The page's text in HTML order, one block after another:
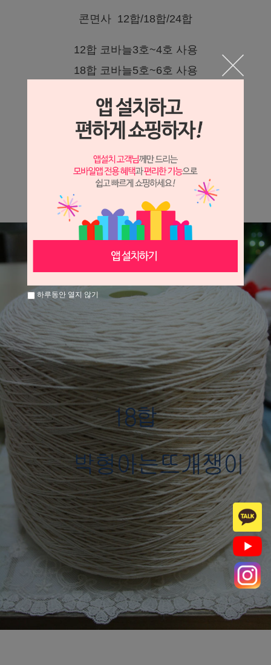
콘면사 12합/18합/24합
12합 코바늘3호~4호 사용
18합 코바늘5호~6호 사용
커튼,발란스 사용시 콘사 2개정도 필요함
중량-1000g ± 50g
12합,18합, 24합중 옵션에서 선택하세요
색상은 아이보리색입니다
하루동안 열지 않기